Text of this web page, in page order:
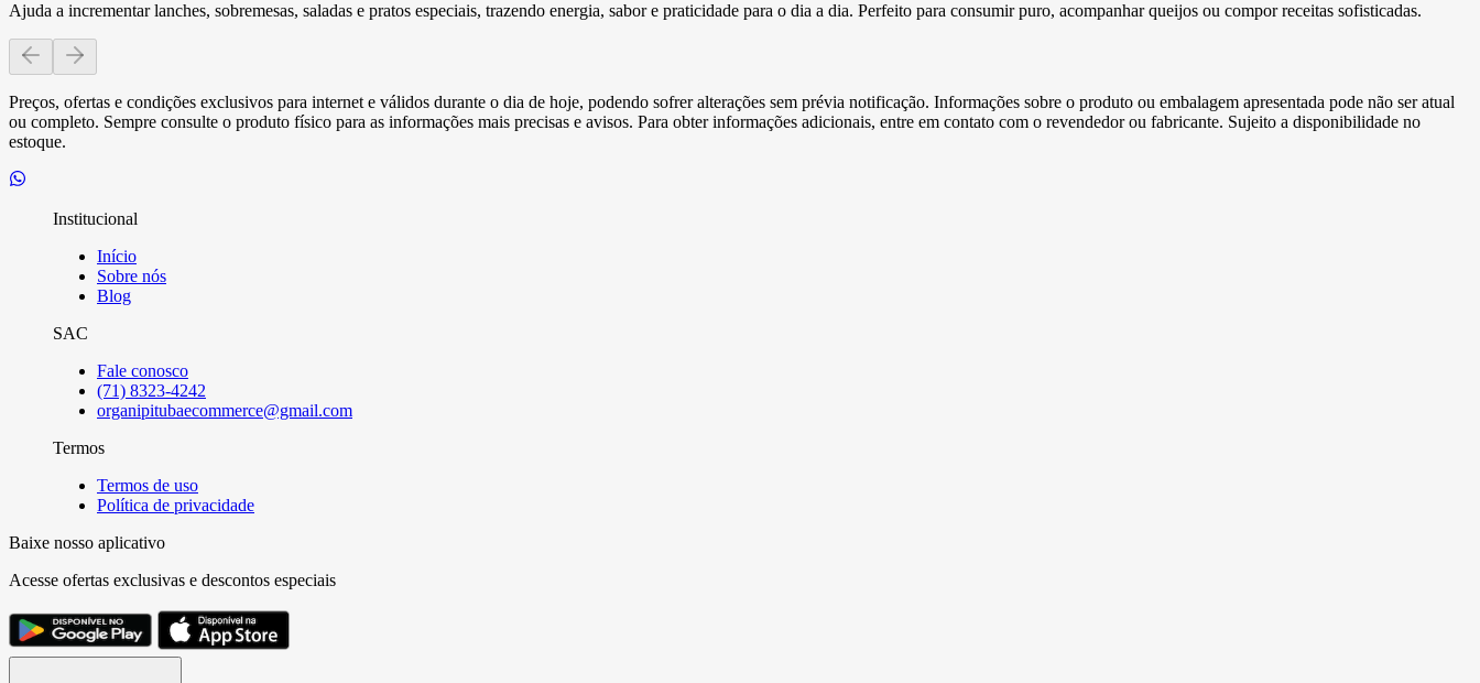
Ajuda a incrementar lanches, sobremesas, saladas e pratos especiais, trazendo energia, sabor e praticidade para o dia a dia. Perfeito para consumir puro, acompanhar queijos ou compor receitas sofisticadas.
Preços, ofertas e condições exclusivos para internet e válidos durante o dia de hoje, podendo sofrer alterações sem prévia notificação. Informações sobre o produto ou embalagem apresentada pode não ser atual
ou completo. Sempre consulte o produto físico para as informações mais precisas e avisos. Para obter informações adicionais, entre em contato com o revendedor ou fabricante. Sujeito a disponibilidade no
estoque.
Institucional
Início
Sobre nós
Blog
SAC
Fale conosco
(71) 8323-4242
organipitubaecommerce@gmail.com
Termos
Termos de uso
Política de privacidade
Baixe nosso aplicativo
Acesse ofertas exclusivas e descontos especiais